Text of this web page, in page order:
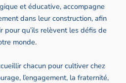
et éducative, accompagne
dans leur construction, afin
pour qu’ils relèvent les défis de
monde.
chacun pour cultiver chez
l’engagement, la fraternité,